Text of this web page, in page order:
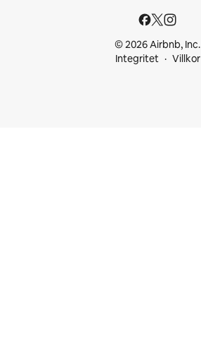
© 2026 Airbnb, Inc.
Integritet
Villkor